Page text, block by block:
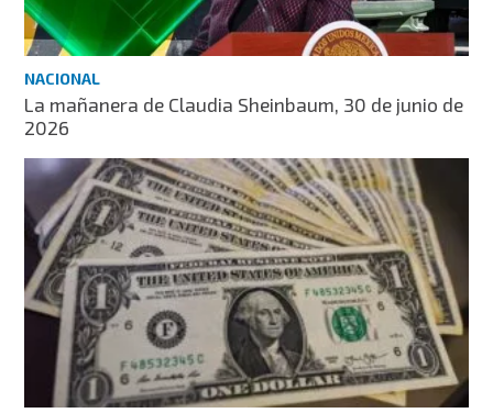
NACIONAL
La mañanera de Claudia Sheinbaum, 30 de junio de
2026